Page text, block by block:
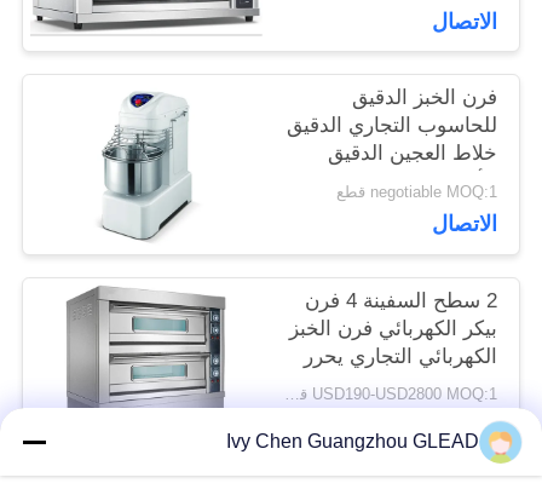
خريطة
الموقع
PRIVACY
POLICY
الاتصال
فرن الخبز الدقيق
للحاسوب التجاري الدقيق
خلاط العجين الدقيق
الأفقي
negotiable MOQ:1 قطع
الاتصال
2 سطح السفينة 4 فرن
بيكر الكهربائي فرن الخبز
الكهربائي التجاري يحرر
Tanding
USD190-USD2800 MOQ:1 قطعة
الاتصال
Ivy Chen Guangzhou GLEAD